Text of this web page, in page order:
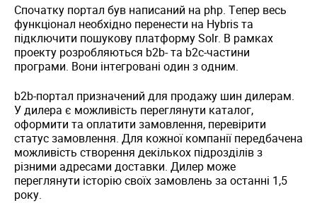
Спочатку портал був написаний на php. Тепер весь
функціонал необхідно перенести на Hybris та
підключити пошукову платформу Solr. В рамках
проекту розробляються b2b- та b2c-частини
програми. Вони інтегровані один з одним.
b2b-портал призначений для продажу шин дилерам.
У дилера є можливість переглянути каталог,
оформити та оплатити замовлення, перевірити
статус замовлення. Для кожної компанії передбачена
можливість створення декількох підрозділів з
різними адресами доставки. Дилер може
переглянути історію своїх замовлень за останні 1,5
року.